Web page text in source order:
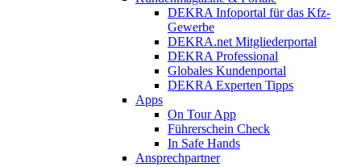
DEKRA Infoportal für das Kfz-
Gewerbe
DEKRA.net Mitgliederportal
DEKRA Professional
Globales Kundenportal
DEKRA Experten Tipps
Apps
On Tour App
Führerschein Check
In Safe Hands
Ansprechpartner